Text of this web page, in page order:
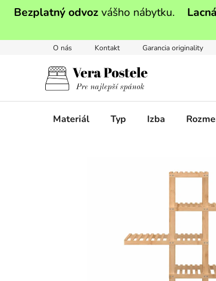
Bezplatný odvozvášho nábytku.
O nás Kontakt Garancia originality
Materiál Typ Izba